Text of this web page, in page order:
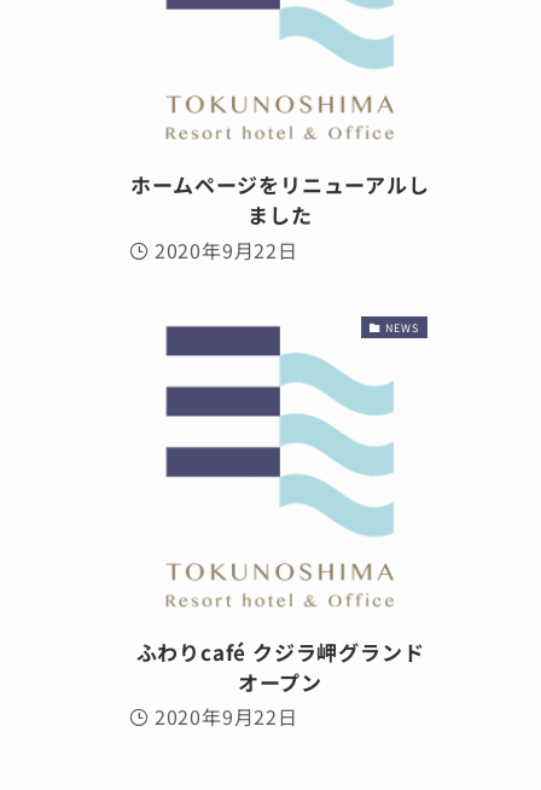
ホームページをリニューアルし
ました
2020年9月22日
NEWS
ふわりcafé クジラ岬グランド
オープン
2020年9月22日